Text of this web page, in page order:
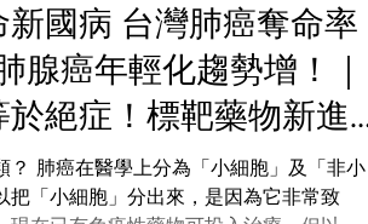
的一種，以抗生素治療一個月後再檢查，
2025年5～6月時，胡孝誠因心臟疾病而做
5支心臟支架，檢查時又發現肺部出現類似
位置出現白影），並咳出黏稠帶血絲的褐
有檢查後，醫師表示既非細菌或病毒感
，之後吃抗生素後症狀再度消失。因胡孝
主動脈剝離，因此
國病 台灣肺癌奪命率
腺癌年輕化趨勢增！｜
於絕症！標靶藥物新進
？ 肺癌在醫學上分為「小細胞」及「非小
把「小細胞」分出來，是因為它非常致